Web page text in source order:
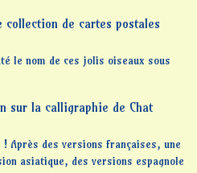
collection de cartes postales
le nom de ces jolis oiseaux sous
sur la calligraphie de Chat
Après des versions françaises, une
asiatique, des versions espagnole